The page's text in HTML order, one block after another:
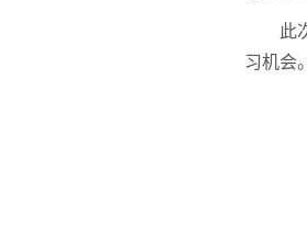
此
习机会